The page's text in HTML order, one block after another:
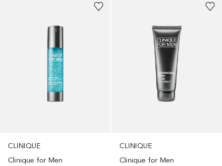
CLINIQUE
Clinique for Men
CLINIQUE
Clinique for Men